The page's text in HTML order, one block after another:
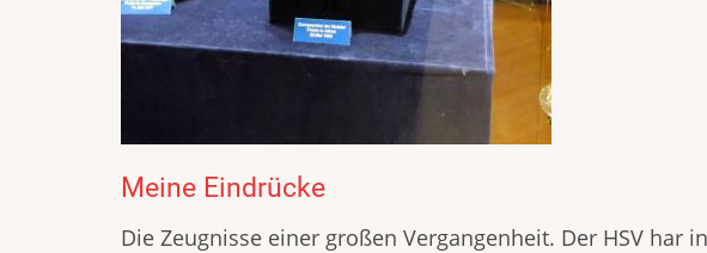
Meine Eindrücke
Die Zeugnisse einer großen Vergangenheit. Der HSV har